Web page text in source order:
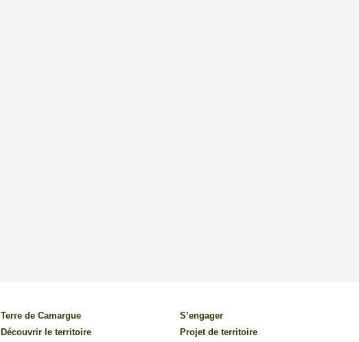
Terre de Camargue
Découvrir le territoire
S’engager
Projet de territoire